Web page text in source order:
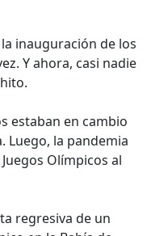
inauguración de los
Y ahora, casi nadie
estaban en cambio
Luego, la pandemia
Olímpicos al
regresiva de un